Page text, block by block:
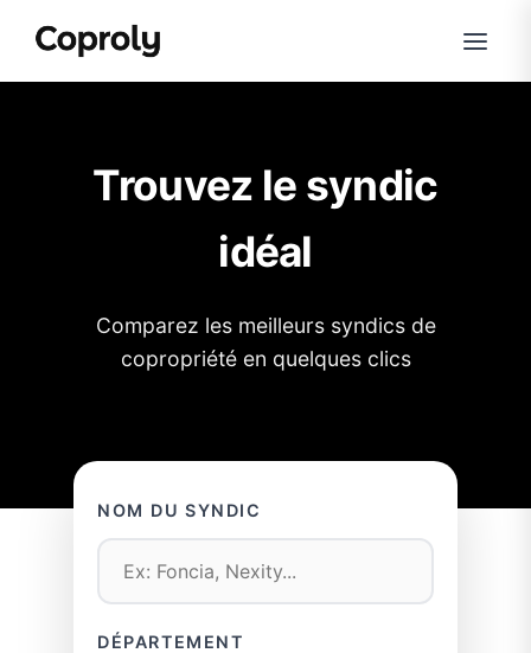
Trouvez le syndic
idéal
Comparez les meilleurs syndics de
copropriété en quelques clics
NOM DU SYNDIC
DÉPARTEMENT